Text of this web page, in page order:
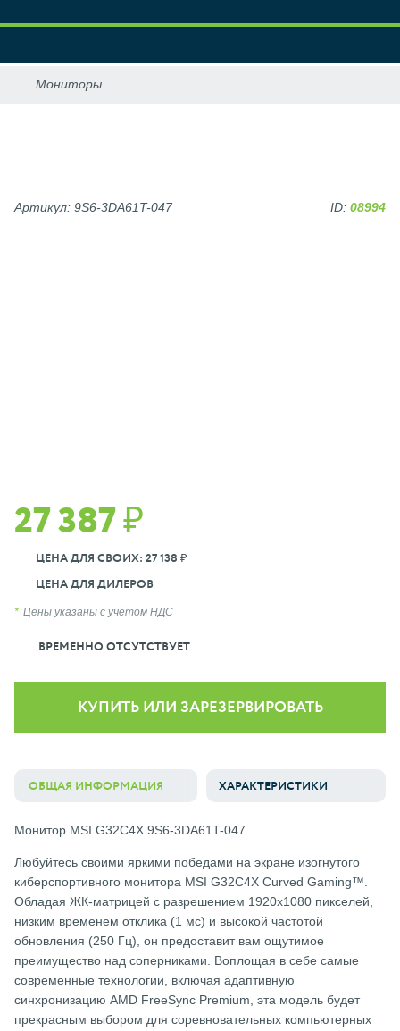
27 387 ₽
ЦЕНА ДЛЯ СВОИХ: 27 138 ₽
ЦЕНА ДЛЯ ДИЛЕРОВ
Цены указаны с учётом НДС
ВРЕМЕННО ОТСУТСТВУЕТ
Артикул: 9S6-3DA61T-047 ID: 08994
КУПИТЬ ИЛИ ЗАРЕЗЕРВИРОВАТЬ
ОБЩАЯ ИНФОРМАЦИЯ ХАРАКТЕРИСТИКИ
Монитор MSI G32C4X 9S6-3DA61T-047
Любуйтесь своими яркими победами на экране изогнутого
киберспортивного монитора MSI G32C4X Curved Gaming™.
Обладая ЖК-матрицей с разрешением 1920x1080 пикселей,
низким временем отклика (1 мс) и высокой частотой
обновления (250 Гц), он предоставит вам ощутимое
преимущество над соперниками. Воплощая в себе самые
современные технологии, включая адаптивную
синхронизацию AMD FreeSync Premium, эта модель будет
прекрасным выбором для соревновательных компьютерных